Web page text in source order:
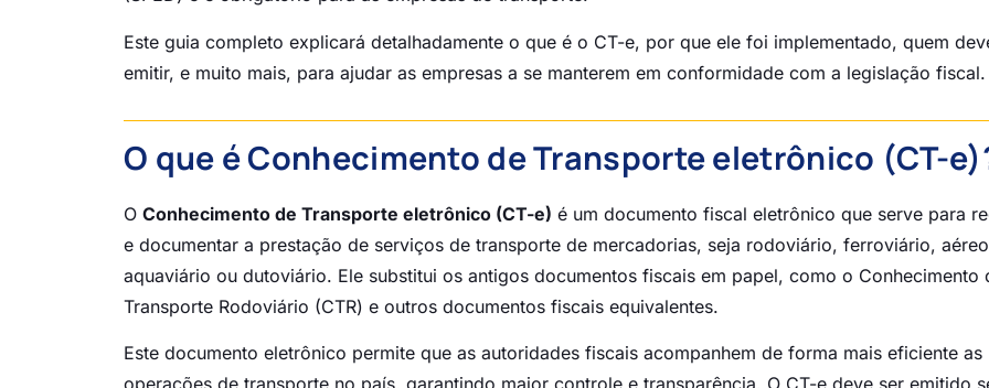
Este guia completo explicará detalhadamente o que é o CT-e, por que ele foi implementado, quem
emitir, e muito mais, para ajudar as empresas a se manterem em conformidade com a legislação fiscal.
O que é Conhecimento de Transporte eletrônico (CT-
O Conhecimento de Transporte eletrônico (CT-e) é um documento fiscal eletrônico que serve para
e documentar a prestação de serviços de transporte de mercadorias, seja rodoviário, ferroviário,
aquaviário ou dutoviário. Ele substitui os antigos documentos fiscais em papel, como o Conhecimento
Transporte Rodoviário (CTR) e outros documentos fiscais equivalentes.
Este documento eletrônico permite que as autoridades fiscais acompanhem de forma mais eficiente as